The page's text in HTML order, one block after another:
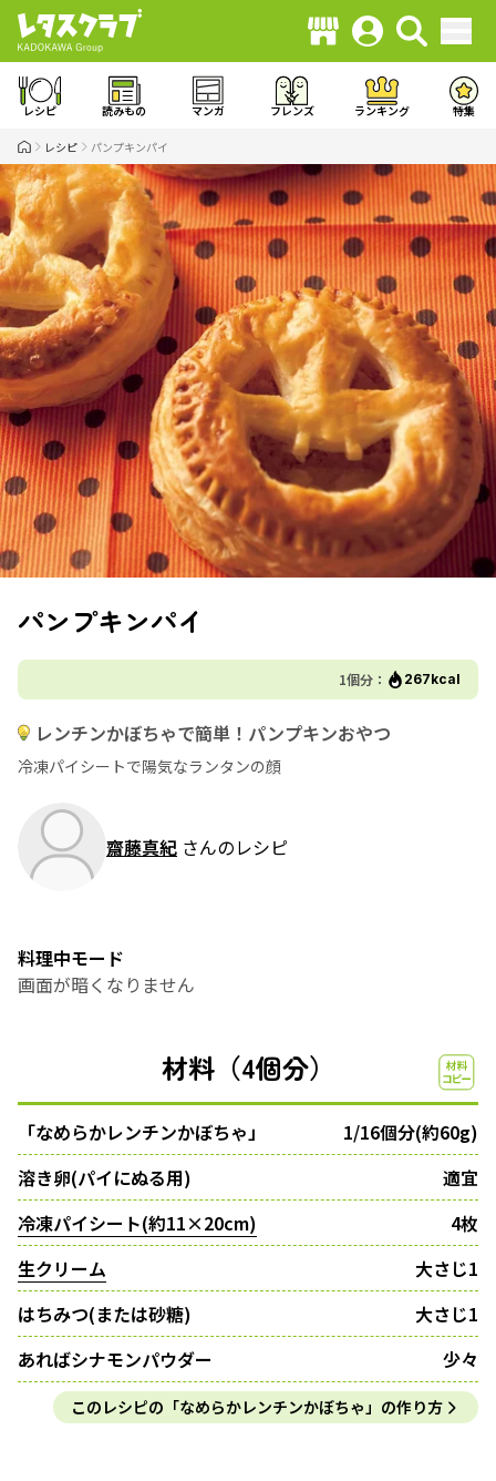
レシピ 読みもの マンガ フレンズ ランキング 特集
レシピ パンプキンパイ
パンプキンパイ
1個分： 267kcal
レンチンかぼちゃで簡単！パンプキンおやつ
冷凍パイシートで陽気なランタンの顔
齋藤真紀 さんのレシピ
料理中モード
画面が暗くなりません
材料（4個分）
「なめらかレンチンかぼちゃ」
1/16個分(約60g)
溶き卵(パイにぬる用)
適宜
冷凍パイシート(約11×20cm)
4枚
生クリーム
大さじ1
はちみつ(または砂糖)
大さじ1
あればシナモンパウダー
少々
このレシピの「なめらかレンチンかぼちゃ」の作り方